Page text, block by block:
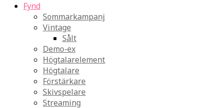
Fynd
Sommarkampanj
Vintage
Sålt
Demo-ex
Högtalarelement
Högtalare
Förstärkare
Skivspelare
Streaming